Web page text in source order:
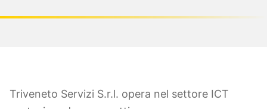
Triveneto Servizi S.r.l. opera nel settore ICT